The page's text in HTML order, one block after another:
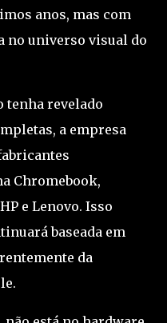
anos, mas com
no universo visual do
tenha revelado
a empresa
Chromebook,
e Lenovo. Isso
baseada em
da